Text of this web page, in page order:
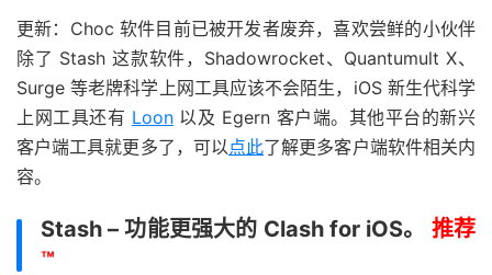
更新：Choc 软件目前已被开发者废弃，喜欢尝鲜的小伙伴
除了 Stash 这款软件，Shadowrocket、Quantumult X、
Surge 等老牌科学上网工具应该不会陌生，iOS 新生代科学
上网工具还有 Loon以及 Egern 客户端。其他平台的新兴
客户端工具就更多了，可以点此了解更多客户端软件相关内
容。
Stash – 功能更强大的 Clash for iOS。 推荐
™